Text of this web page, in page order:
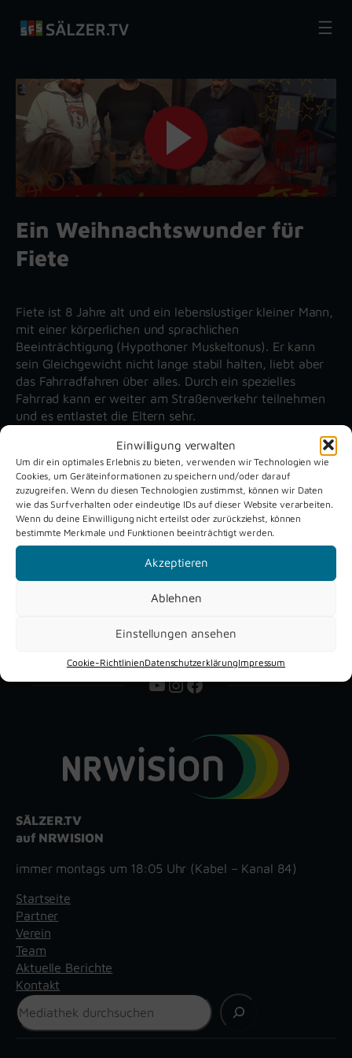
Einwilligung verwalten
Um dir ein optimales Erlebnis zu bieten, verwenden wir Technologien wie
Cookies, um Geräteinformationen zu speichern und/oder darauf
zuzugreifen. Wenn du diesen Technologien zustimmst, können wir Daten
wie das Surfverhalten oder eindeutige IDs auf dieser Website verarbeiten.
Wenn du deine Einwilligung nicht erteilst oder zurückziehst, können
bestimmte Merkmale und Funktionen beeinträchtigt werden.
Akzeptieren
Ablehnen
Einstellungen ansehen
Cookie-RichtlinienDatenschutzerklärungImpressum
Inhalt
springen
Ein Weihnachtswunder für
Fiete
Fiete ist 8 Jahre alt und ein lebenslustiger kleiner Mann,
mit einer körperlichen und sprachlichen
Beeinträchtigung (Hypothoner Muskeltonus). Er kann
sein Gleichgewicht nicht lange stabil halten, liebt aber
das Fahrradfahren über alles. Durch ein spezielles
Fahrrad kann er weiter am Straßenverkehr teilnehmen
und es entlastet die Eltern sehr.
Unsere aktuellen Reportagen
Schützenfest
Verne 2026
Dreckburg
YouTube
Instagram
Facebook
SÄLZER.TV
auf NRWISION
immer montags um 18:05 Uhr (Kabel – Kanal 84)
Startseite
Partner
Verein
Team
Aktuelle Berichte
Kontakt
Suchen